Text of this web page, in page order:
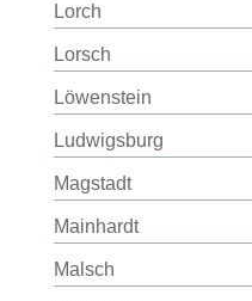
Lorch
Lorsch
Löwenstein
Ludwigsburg
Magstadt
Mainhardt
Malsch